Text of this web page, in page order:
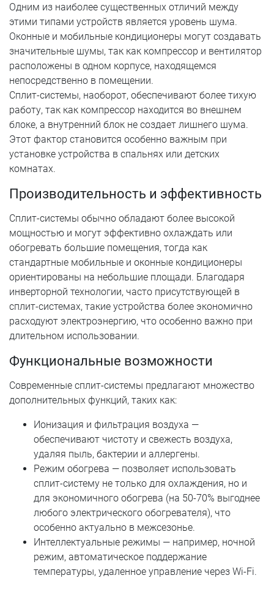
Одним из наиболее существенных отличий между
этими типами устройств является уровень шума.
Оконные и мобильные кондиционеры могут создавать
значительные шумы, так как компрессор и вентилятор
расположены в одном корпусе, находящемся
непосредственно в помещении.
Сплит-системы, наоборот, обеспечивают более тихую
работу, так как компрессор находится во внешнем
блоке, а внутренний блок не создает лишнего шума.
Этот фактор становится особенно важным при
установке устройства в спальнях или детских
комнатах.
Производительность и эффективность
Сплит-системы обычно обладают более высокой
мощностью и могут эффективно охлаждать или
обогревать большие помещения, тогда как
стандартные мобильные и оконные кондиционеры
ориентированы на небольшие площади. Благодаря
инверторной технологии, часто присутствующей в
сплит-системах, такие устройства более экономично
расходуют электроэнергию, что особенно важно при
длительном использовании.
Функциональные возможности
Современные сплит-системы предлагают множество
дополнительных функций, таких как:
Ионизация и фильтрация воздуха —
обеспечивают чистоту и свежесть воздуха,
удаляя пыль, бактерии и аллергены.
Режим обогрева — позволяет использовать
сплит-систему не только для охлаждения, но и
для экономичного обогрева (на 50-70% выгоднее
любого электрического обогревателя), что
особенно актуально в межсезонье.
Интеллектуальные режимы — например, ночной
режим, автоматическое поддержание
температуры, удаленное управление через Wi-Fi.